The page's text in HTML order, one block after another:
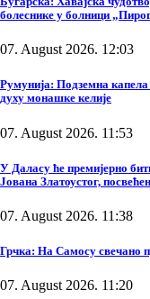
болеснике у болници
07. August 2026. 12:03
Румунија: Подземна
духу монашке келије
07. August 2026. 11:53
У Даласу ће премијерно
Јована Златоустог,
07. August 2026. 11:38
Грчка: На Самосу свечано
07. August 2026. 11:20